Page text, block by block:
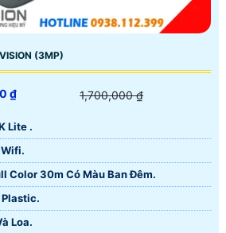
(3MP)
₫ 1,700,000 ₫
Lite .
Wifi.
Color 30m Có Màu Ban Ðêm.
Loa.